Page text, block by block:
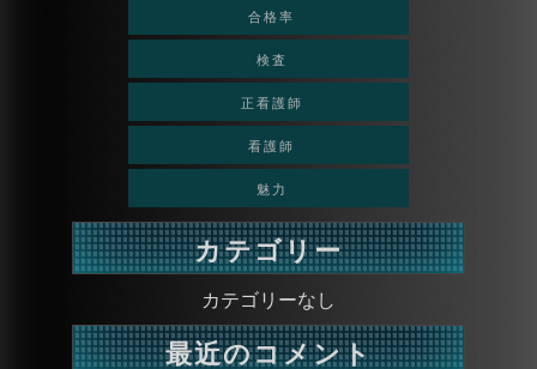
合格率
検査
正看護師
看護師
魅力
カテゴリー
カテゴリーなし
最近のコメント